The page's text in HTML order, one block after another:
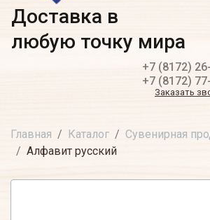
Доставка в
любую точку мира
+7 (8172)
+7 (8172)
Заказать
Главная Каталог
Сувенирная
Алфавит русский